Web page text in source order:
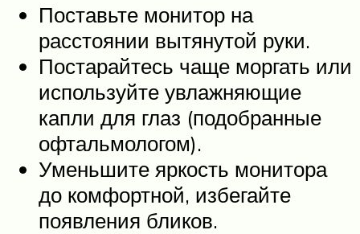
Поставьте монитор на
расстоянии вытянутой руки.
Постарайтесь чаще моргать или
используйте увлажняющие
капли для глаз (подобранные
офтальмологом).
Уменьшите яркость монитора
до комфортной, избегайте
появления бликов.